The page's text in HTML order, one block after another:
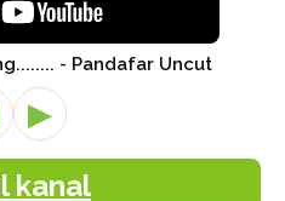
- Pandafar Uncut
▶
kanal